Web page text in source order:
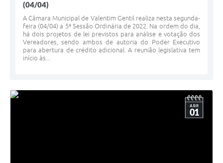
(04/04)
A Câmara Municipal de Valentim Gentil realiza nesta segunda-
feira (04/04) a 5ª Sessão Ordinária de 2022. Na ordem do dia,
há dois projetos de lei previstos para análise e votação dos
Vereadores, sendo ambos de autoria do Poder Executivo
para abertura de crédito adicional. A reunião legislativa tem
início às...
ABR
01